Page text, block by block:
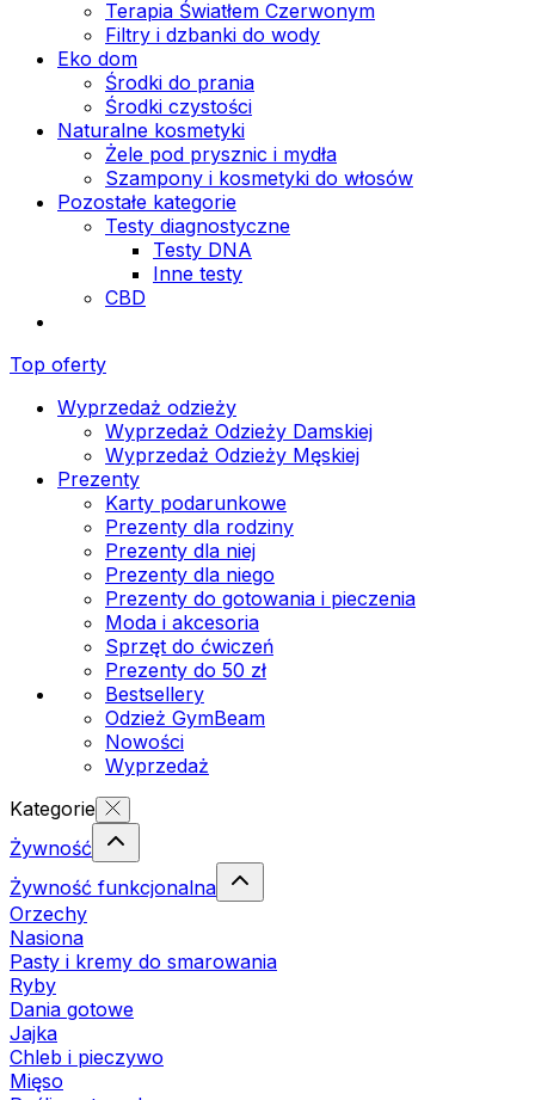
Terapia Światłem Czerwonym
Filtry i dzbanki do wody
Eko dom
Środki do prania
Środki czystości
Naturalne kosmetyki
Żele pod prysznic i mydła
Szampony i kosmetyki do włosów
Pozostałe kategorie
Testy diagnostyczne
Testy DNA
Inne testy
CBD
Top oferty
Wyprzedaż odzieży
Wyprzedaż Odzieży Damskiej
Wyprzedaż Odzieży Męskiej
Prezenty
Karty podarunkowe
Prezenty dla rodziny
Prezenty dla niej
Prezenty dla niego
Prezenty do gotowania i pieczenia
Moda i akcesoria
Sprzęt do ćwiczeń
Prezenty do 50 zł
Bestsellery
Odzież GymBeam
Nowości
Wyprzedaż
Kategorie
Żywność
Żywność funkcjonalna
Orzechy
Nasiona
Pasty i kremy do smarowania
Ryby
Dania gotowe
Jajka
Chleb i pieczywo
Mięso